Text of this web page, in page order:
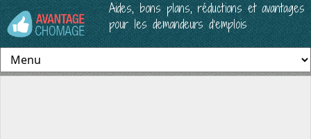
Aides, bons plans, réductions et avantages
pour les demandeurs d’emplois